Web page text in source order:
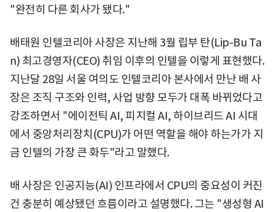
"완전히 다른 회사가 됐다."
배태원 인텔코리아 사장은 지난해 3월 립부 탄(Lip-Bu Ta
n) 최고경영자(CEO) 취임 이후의 인텔을 이렇게 표현했다.
지난달 28일 서울 여의도 인텔코리아 본사에서 만난 배 사
장은 조직 구조와 인력, 사업 방향 모두가 대폭 바뀌었다고
강조하면서 "에이전틱 AI, 피지컬 AI, 하이브리드 AI 시대
에서 중앙처리장치(CPU)가 어떤 역할을 해야 하는가가 지
금 인텔의 가장 큰 화두"라고 말했다.
배 사장은 인공지능(AI) 인프라에서 CPU의 중요성이 커진
건 충분히 예상됐던 흐름이라고 설명했다. 그는 "생성형 AI